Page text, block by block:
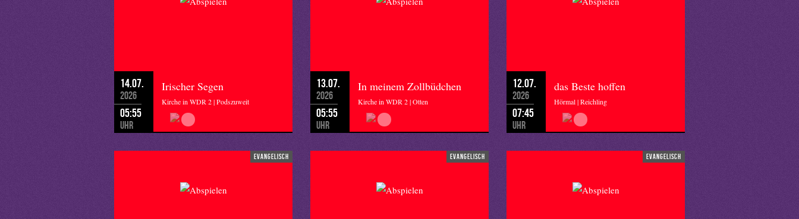
14.07.
2026
05:55
Uhr
Irischer Segen
Kirche in WDR 2 | Podszuweit
13.07.
2026
05:55
Uhr
In meinem Zollbüdchen
Kirche in WDR 2 | Otten
12.07.
2026
07:45
Uhr
das Beste hoffen
Hörmal | Reichling
evangelisch evangelisch evangelisch